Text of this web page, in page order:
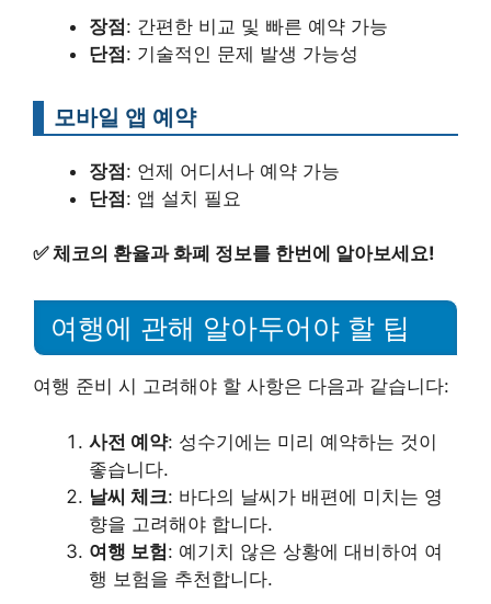
장점: 간편한 비교 및 빠른 예약 가능
단점: 기술적인 문제 발생 가능성
모바일 앱 예약
장점: 언제 어디서나 예약 가능
단점: 앱 설치 필요
✅체코의 환율과 화폐 정보를 한번에 알아보세요!
여행에 관해 알아두어야 할 팁
여행 준비 시 고려해야 할 사항은 다음과 같습니다:
사전 예약: 성수기에는 미리 예약하는 것이
좋습니다.
날씨 체크: 바다의 날씨가 배편에 미치는 영
향을 고려해야 합니다.
여행 보험: 예기치 않은 상황에 대비하여 여
행 보험을 추천합니다.